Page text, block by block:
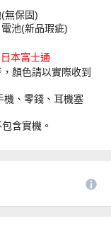
無保固)
池(新品瑕疵)
本富士通
顏色請以實際收到
機、零錢、耳機塞
含實機。